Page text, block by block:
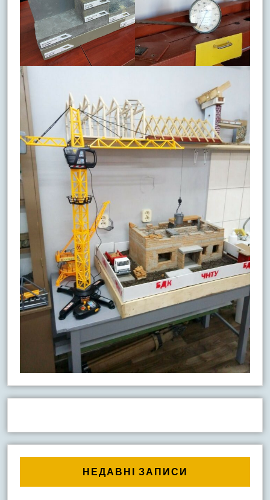
НЕДАВНІ ЗАПИСИ